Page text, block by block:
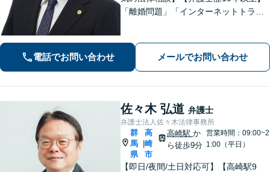
「離婚問題」「インターネットトラブ
そして大胆に、オーダーメイドの弁護
を展開します【高崎駅徒歩15分】
電話でお問い合わせ メールでお問い合わせ
佐々木 弘道 弁護士
弁護士法人佐々木法律事務所
群
馬
県
高
崎
市
高崎駅 か
ら徒歩9分
営業時間：09:00~2
1:00（平日）
【即日/夜間/土日対応可】【高崎駅9